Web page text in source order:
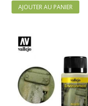
AJOUTER AU PANIER